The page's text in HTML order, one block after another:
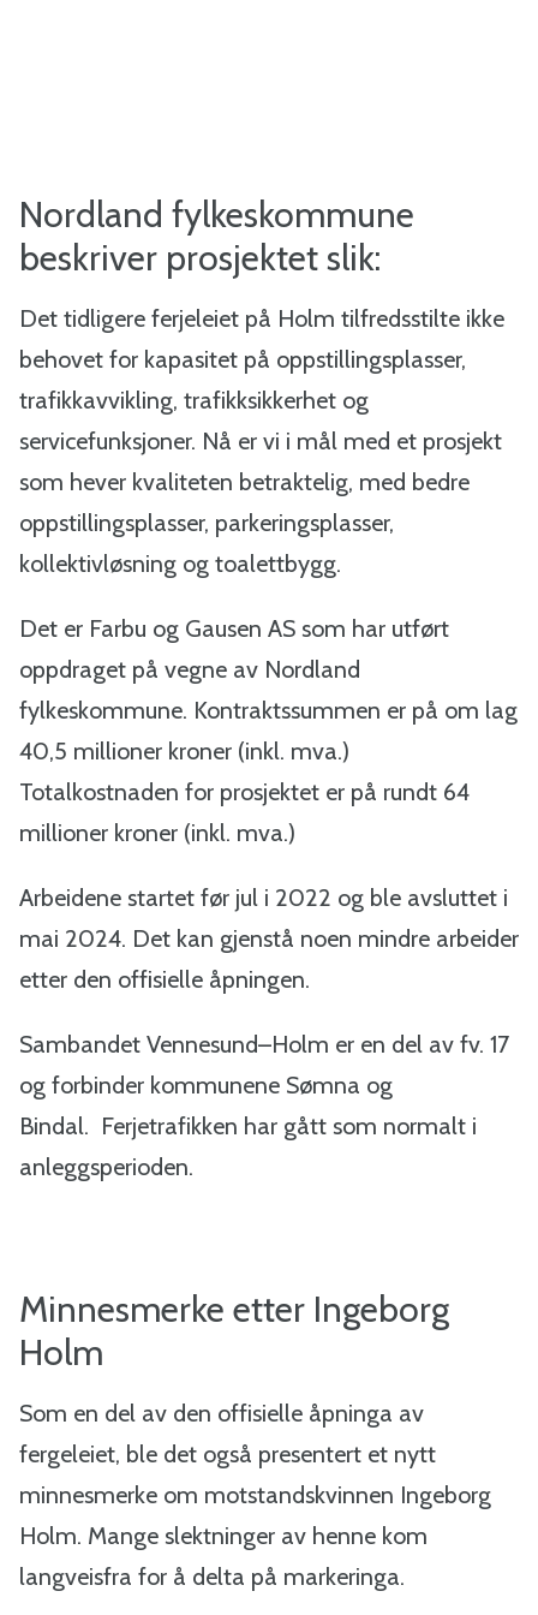
Nordland fylkeskommune
beskriver prosjektet slik:
Det tidligere ferjeleiet på Holm tilfredsstilte ikke
behovet for kapasitet på oppstillingsplasser,
trafikkavvikling, trafikksikkerhet og
servicefunksjoner. Nå er vi i mål med et prosjekt
som hever kvaliteten betraktelig, med bedre
oppstillingsplasser, parkeringsplasser,
kollektivløsning og toalettbygg.
Det er Farbu og Gausen AS som har utført
oppdraget på vegne av Nordland
fylkeskommune. Kontraktssummen er på om lag
40,5 millioner kroner (inkl. mva.)
Totalkostnaden for prosjektet er på rundt 64
millioner kroner (inkl. mva.)
Arbeidene startet før jul i 2022 og ble avsluttet i
mai 2024. Det kan gjenstå noen mindre arbeider
etter den offisielle åpningen.
Sambandet Vennesund–Holm er en del av fv. 17
og forbinder kommunene Sømna og
Bindal. Ferjetrafikken har gått som normalt i
anleggsperioden.
Minnesmerke etter Ingeborg
Holm
Som en del av den offisielle åpninga av
fergeleiet, ble det også presentert et nytt
minnesmerke om motstandskvinnen Ingeborg
Holm. Mange slektninger av henne kom
langveisfra for å delta på markeringa.